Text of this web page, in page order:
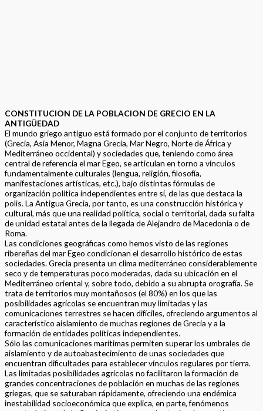
CONSTITUCION DE LA POBLACION DE GRECIO EN LA
ANTIGÜEDAD
El mundo griego antiguo está formado por el conjunto de territorios
(Grecia, Asia Menor, Magna Grecia, Mar Negro, Norte de África y
Mediterráneo occidental) y sociedades que, teniendo como área
central de referencia el mar Egeo, se articulan en torno a vínculos
fundamentalmente culturales (lengua, religión, filosofía,
manifestaciones artísticas, etc.), bajo distintas fórmulas de
organización política independientes entre sí, de las que destaca la
polis. La Antigua Grecia, por tanto, es una construcción histórica y
cultural, más que una realidad política, social o territorial, dada su falta
de unidad estatal antes de la llegada de Alejandro de Macedonia o de
Roma.
Las condiciones geográficas como hemos visto de las regiones
ribereñas del mar Egeo condicionan el desarrollo histórico de estas
sociedades. Grecia presenta un clima mediterráneo considerablemente
seco y de temperaturas poco moderadas, dada su ubicación en el
Mediterráneo oriental y, sobre todo, debido a su abrupta orografía. Se
trata de territorios muy montañosos (el 80%) en los que las
posibilidades agrícolas se encuentran muy limitadas y las
comunicaciones terrestres se hacen difíciles, ofreciendo argumentos al
característico aislamiento de muchas regiones de Grecia y a la
formación de entidades políticas independientes.
Sólo las comunicaciones marítimas permiten superar los umbrales de
aislamiento y de autoabastecimiento de unas sociedades que
encuentran dificultades para establecer vínculos regulares por tierra.
Las limitadas posibilidades agrícolas no facilitaron la formación de
grandes concentraciones de población en muchas de las regiones
griegas, que se saturaban rápidamente, ofreciendo una endémica
inestabilidad socioeconómica que explica, en parte, fenómenos